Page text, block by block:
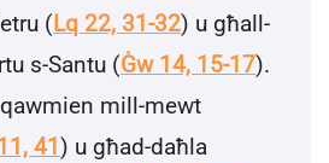
(Lq 22, 31-32) u għall-
s-Santu (Ġw 14, 15-17).
mill-mewt
41) u għad-daħla